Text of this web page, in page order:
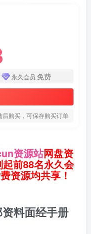
永久会员 免费
购买，可保存购买订单
资源站网盘资
前88名永久会
资源均共享！
料面经手册